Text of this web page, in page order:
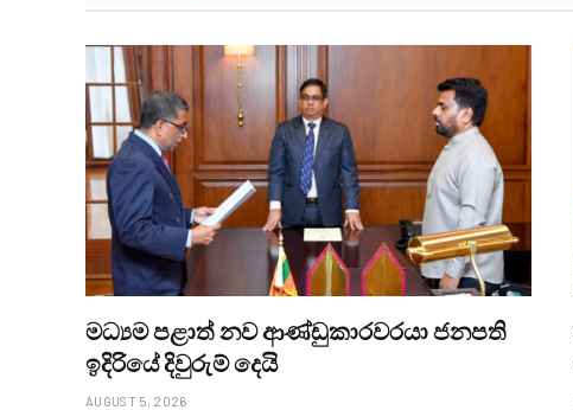
මධ්‍යම පළාත් නව ආණ්ඩුකාරවරයා ජනපති
ඉදිරියේ දිවුරුම් දෙයි
AUGUST 5, 2026